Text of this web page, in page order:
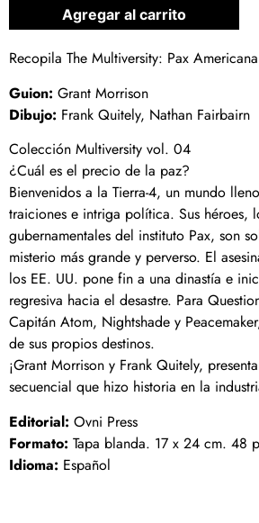
Agregar al carrito
Recopila The Multiversity: Pax
Guion: Grant Morrison
Dibujo: Frank Quitely, Nathan Fairbairn
Colección Multiversity vol. 04
¿Cuál es el precio de la paz?
Bienvenidos a la Tierra-4, un mundo
traiciones e intriga política. Sus héroes,
gubernamentales del instituto Pax, son
misterio más grande y perverso. El
los EE. UU. pone fin a una dinastía e
regresiva hacia el desastre. Para
Capitán Atom, Nightshade y
de sus propios destinos.
¡Grant Morrison y Frank Quitely,
secuencial que hizo historia en la
Editorial: Ovni Press
Formato: Tapa blanda. 17 x 24 cm. 48
Idioma: Español